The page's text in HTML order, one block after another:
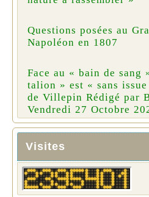
Questions posées au
Napoléon en 1807
Face au « bain de sang
talion » est « sans
de Villepin Rédigé par
Vendredi 27 Octobre
Visites